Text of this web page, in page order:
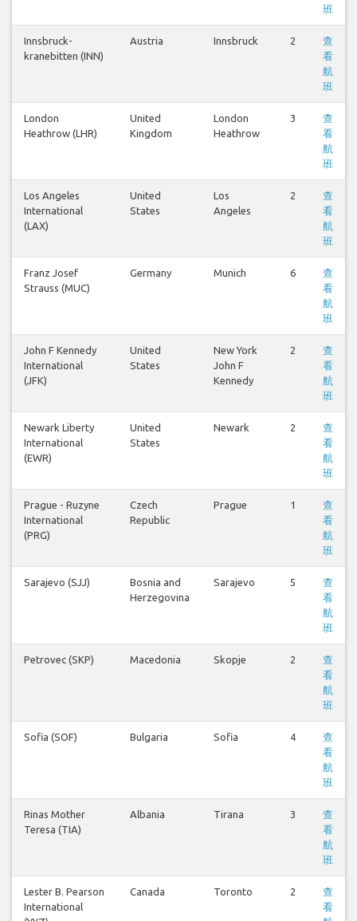
班
Innsbruck-
kranebitten (INN)
Austria Innsbruck 2
查
看
航
班
London
Heathrow (LHR)
United
Kingdom
London
Heathrow
3
查
看
航
班
Los Angeles
International
(LAX)
United
States
Los
Angeles
2
查
看
航
班
Franz Josef
Strauss (MUC)
Germany Munich 6
查
看
航
班
John F Kennedy
International
(JFK)
United
States
New York
John F
Kennedy
2
查
看
航
班
Newark Liberty
International
(EWR)
United
States
Newark 2
查
看
航
班
Prague - Ruzyne
International
(PRG)
Czech
Republic
Prague 1
查
看
航
班
Sarajevo (SJJ)
Bosnia and
Herzegovina
Sarajevo 5
查
看
航
班
Petrovec (SKP) Macedonia Skopje 2
查
看
航
班
Sofia (SOF) Bulgaria Sofia 4
查
看
航
班
Rinas Mother
Teresa (TIA)
Albania Tirana 3
查
看
航
班
Lester B. Pearson
International
Canada Toronto 2
查
看